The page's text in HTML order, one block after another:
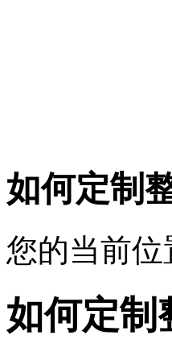
如何定制
您的当前位
如何定制